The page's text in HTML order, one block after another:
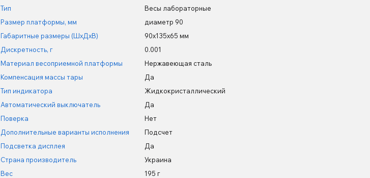
Тип
Весы лабораторные
Размер платформы, мм
диаметр 90
Габаритные размеры (ШхДхВ)
90х135х65 мм
Дискретность, г
0.001
Материал весоприемной платформы
Нержавеющая сталь
Компенсация массы тары
Да
Тип индикатора
Жидкокристаллический
Автоматический выключатель
Да
Поверка
Нет
Дополнительные варианты исполнения
Подсчет
Подсветка дисплея
Да
Страна производитель
Украина
Вес
195 г